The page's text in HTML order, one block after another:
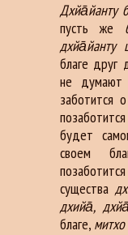
Дхйа̄йанту
пусть же
дхйа̄йанту
благе друг
не думают
заботится
будет
своем
существа
дхийа̄,
благе,